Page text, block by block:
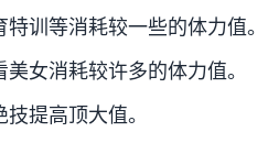
训等消耗较一些的体力值。
美女消耗较许多的体力值。
提高顶大值。